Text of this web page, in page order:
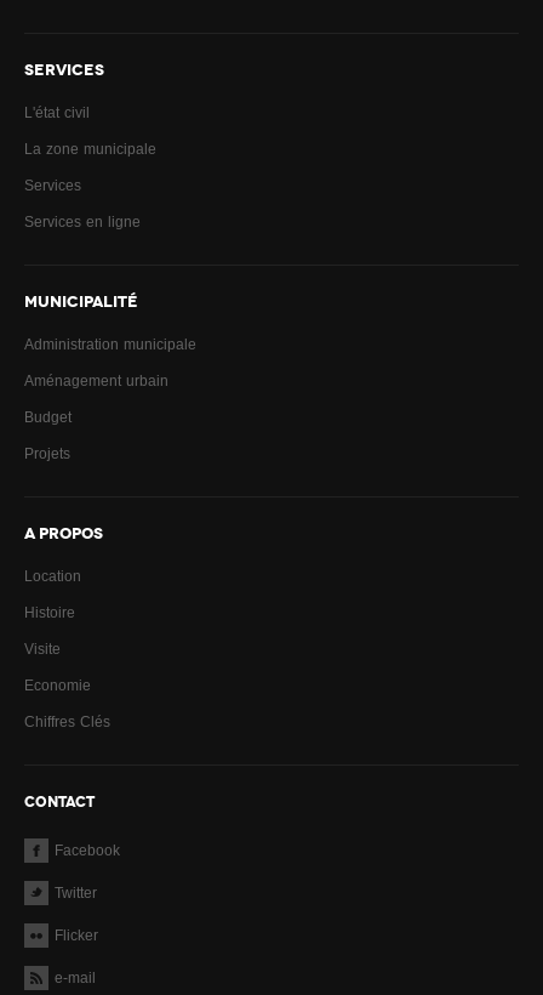
SERVICES
L'état civil
La zone municipale
Services
Services en ligne
MUNICIPALITÉ
Administration municipale
Aménagement urbain
Budget
Projets
A PROPOS
Location
Histoire
Visite
Economie
Chiffres Clés
CONTACT
Facebook
Twitter
Flicker
e-mail